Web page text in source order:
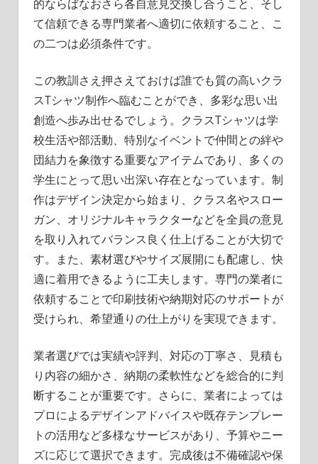
的ならばなおさら各自意見交換し合うこと、そし
て信頼できる専門業者へ適切に依頼すること、こ
の二つは必須条件です。
この教訓さえ押さえておけば誰でも質の高いクラ
スTシャツ制作へ臨むことができ、多彩な思い出
創造へ歩み出せるでしょう。クラスTシャツは学
校生活や部活動、特別なイベントで仲間との絆や
団結力を象徴する重要なアイテムであり、多くの
学生にとって思い出深い存在となっています。制
作はデザイン決定から始まり、クラス名やスロー
ガン、オリジナルキャラクターなどを全員の意見
を取り入れてバランス良く仕上げることが大切で
す。また、素材選びやサイズ展開にも配慮し、快
適に着用できるように工夫します。専門の業者に
依頼することで印刷技術や納期対応のサポートが
受けられ、希望通りの仕上がりを実現できます。
業者選びでは実績や評判、対応の丁寧さ、見積も
り内容の細かさ、納期の柔軟性などを総合的に判
断することが重要です。さらに、業者によっては
プロによるデザインアドバイスや既存テンプレー
トの活用など多様なサービスがあり、予算やニー
ズに応じて選択できます。完成後は不備確認や保